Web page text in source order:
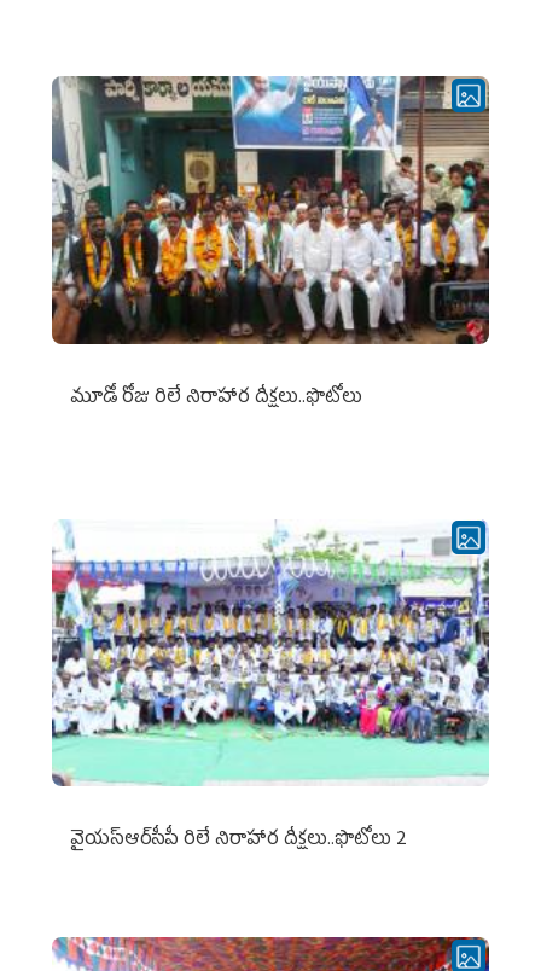
మూడో రోజు రిలే నిరాహార దీక్షలు..ఫొటోలు
వైయ‌స్ఆర్‌సీపీ రిలే నిరాహార దీక్షలు..ఫొటోలు 2